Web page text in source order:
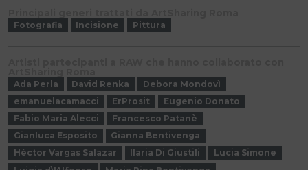
Fotografia Incisione Pittura
Ada Perla David Renka
Debora Mondovì
emanuelacamacci
ErProsit
Eugenio Donato
Fabio Maria Alecci
Francesco Patanè
Gianluca Esposito
Gianna Bentivenga
Hèctor Vargas Salazar
Ilaria Di Giustili
Lucia Simone